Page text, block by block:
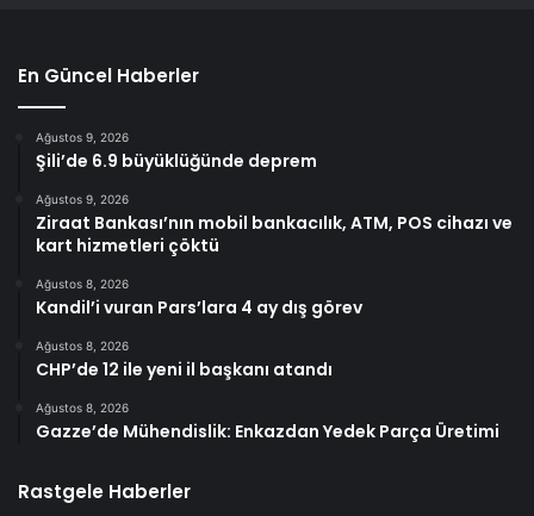
En Güncel Haberler
Ağustos 9, 2026
Şili’de 6.9 büyüklüğünde deprem
Ağustos 9, 2026
Ziraat Bankası’nın mobil bankacılık, ATM, POS cihazı ve
kart hizmetleri çöktü
Ağustos 8, 2026
Kandil’i vuran Pars’lara 4 ay dış görev
Ağustos 8, 2026
CHP’de 12 ile yeni il başkanı atandı
Ağustos 8, 2026
Gazze’de Mühendislik: Enkazdan Yedek Parça Üretimi
Rastgele Haberler